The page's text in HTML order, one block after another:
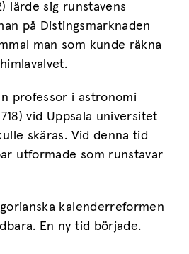
lärde sig runstavens
på Distingsmarknaden
man som kunde räkna
professor i astronomi
vid Uppsala universitet
skäras. Vid denna tid
utformade som runstavar
kalenderreformen
En ny tid började.